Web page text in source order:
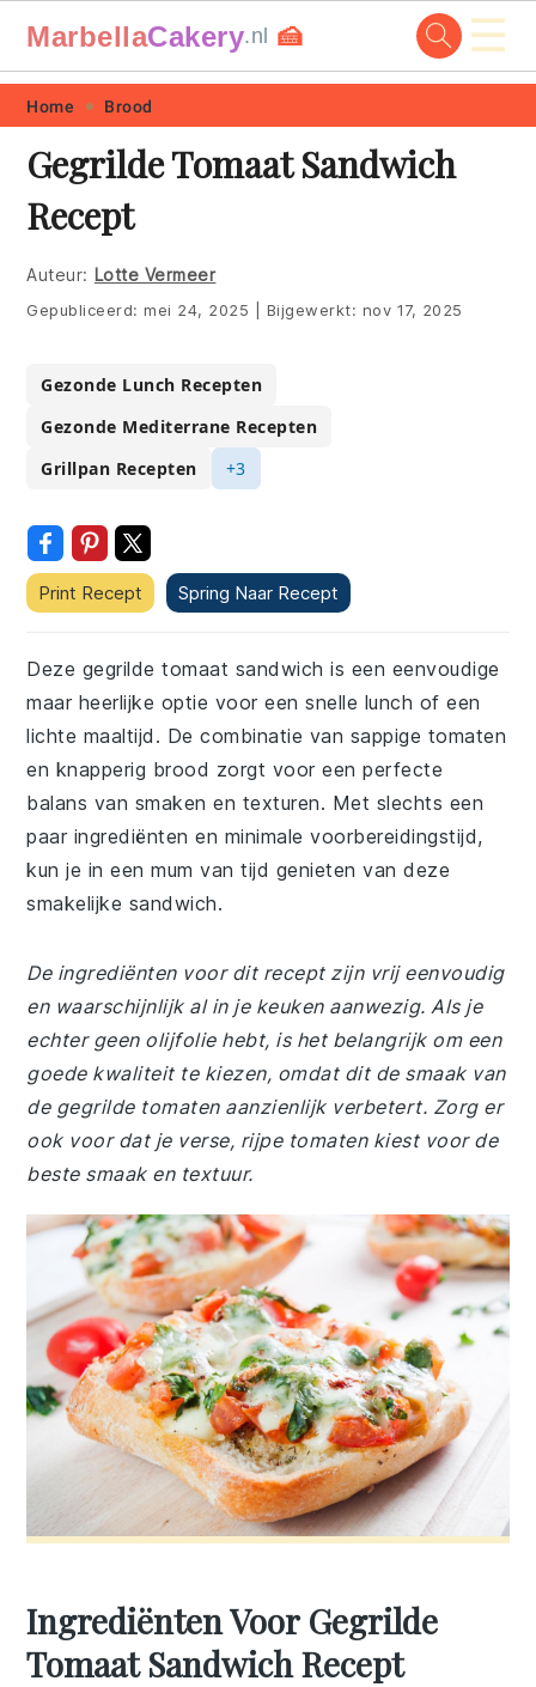
Skip
primary
navigation
Skip
main
content
Skip
primary
sidebar
Skip
footer
MarbellaCakery.nl 🍰 ☰
Home Brood
Gegrilde Tomaat Sandwich
Recept
Auteur: Lotte Vermeer
Gepubliceerd:mei 24, 2025 Bijgewerkt: nov 17, 2025
Gezonde Lunch Recepten
Gezonde Mediterrane Recepten
Grillpan Recepten
+3
Print Recept Spring Naar Recept
Deze gegrilde tomaat sandwich is een eenvoudige
maar heerlijke optie voor een snelle lunch of een
lichte maaltijd. De combinatie van sappige tomaten
en knapperig brood zorgt voor een perfecte
balans van smaken en texturen. Met slechts een
paar ingrediënten en minimale voorbereidingstijd,
kun je in een mum van tijd genieten van deze
smakelijke sandwich.
De ingrediënten voor dit recept zijn vrij eenvoudig
en waarschijnlijk al in je keuken aanwezig. Als je
echter geen olijfolie hebt, is het belangrijk om een
goede kwaliteit te kiezen, omdat dit de smaak van
de gegrilde tomaten aanzienlijk verbetert. Zorg er
ook voor dat je verse, rijpe tomaten kiest voor de
beste smaak en textuur.
Ingrediënten Voor Gegrilde
Tomaat Sandwich Recept